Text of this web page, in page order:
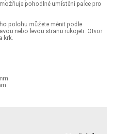
pohodlné umístění palce pro
polohu můžete měnit podle
nebo levou stranu rukojeti. Otvor
krk.